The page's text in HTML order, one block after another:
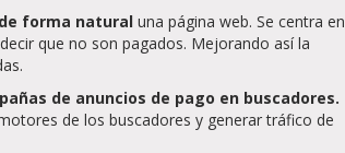
forma natural una página web. Se centra en
que no son pagados. Mejorando así la
de anuncios de pago en buscadores.
de los buscadores y generar tráfico de